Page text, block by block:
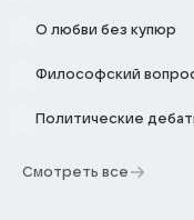
О любви без купюр
Философский
Политические
Смотреть все